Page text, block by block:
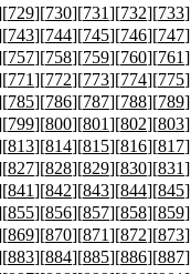
729][730][731][732][733
743][744][745][746][747
757][758][759][760][761
771][772][773][774][775
785][786][787][788][789
799][800][801][802][803
813][814][815][816][817
827][828][829][830][831
841][842][843][844][845
855][856][857][858][859
869][870][871][872][873
883][884][885][886][887